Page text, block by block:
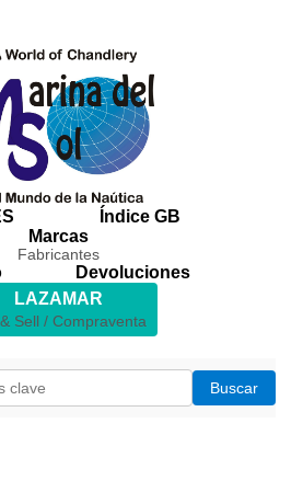
Índice GB
Marcas
Fabricantes
Devoluciones
LAZAMAR
Sell / Compraventa